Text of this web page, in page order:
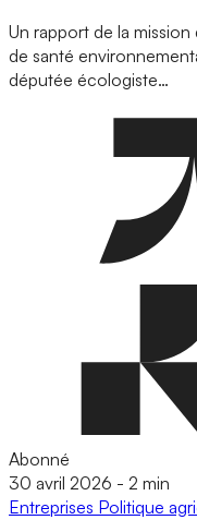
Un rapport de la mission
de santé
députée écologiste…
Abonné
30 avril 2026 - 2 min
Entreprises Politique